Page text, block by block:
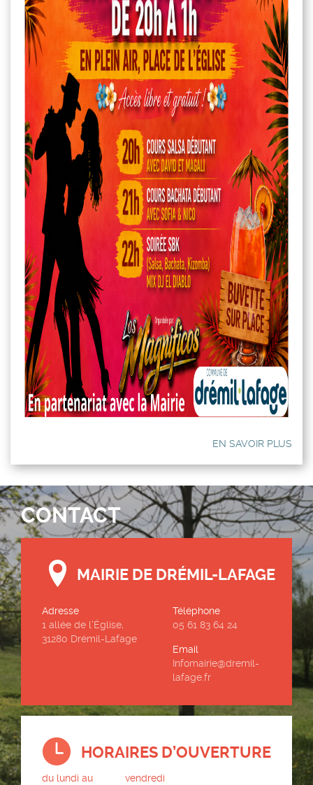
EN SAVOIR PLUS
CONTACT
MAIRIE DE DRÉMIL-LAFAGE
Adresse
1 allée de l’Église,
31280 Drémil-Lafage
Téléphone
05 61 83 64 24
Email
Infomairie@dremil-
lafage.fr
HORAIRES D’OUVERTURE
du lundi au vendredi